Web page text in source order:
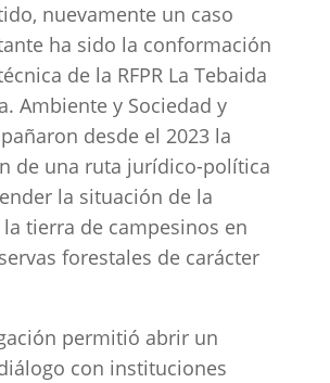
nuevamente un caso
ha sido la conformación
de la RFPR La Tebaida
Ambiente y Sociedad y
desde el 2023 la
de una ruta jurídico-política
la situación de la
tierra de campesinos en
forestales de carácter
permitió abrir un
con instituciones